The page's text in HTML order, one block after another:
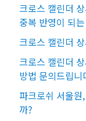
크로스 캘린더
중복 반영이 되
크로스 캘린더
크로스 캘린더
방법 문의드립니
파크로쉬 서울
까?